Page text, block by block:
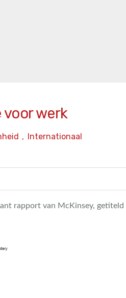
voor werk
Internationaal
,
rapport van McKinsey, getiteld